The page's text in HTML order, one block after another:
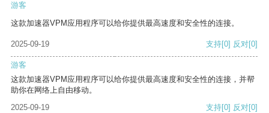
游客
这款加速器VPM应用程序可以给你提供最高速度和安全性的连接。
2025-09-19 支持[0] 反对[0]
游客
这款加速器VPM应用程序可以给你提供最高速度和安全性的连接，并帮
助你在网络上自由移动。
2025-09-19
支持[0] 反对[0]